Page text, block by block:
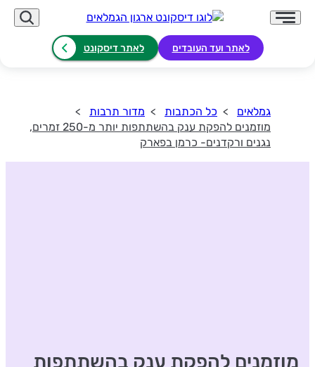
לאתר ועד העובדים לאתר דיסקונט
גמלאים כל הכתבות
מדור תרבות
מוזמנים להפקת ענק בהשתתפות יותר מ-250 זמרים,
נגנים ורקדנים- כרמן בפארק
מוזמנים להפקת ענק בהשתתפות